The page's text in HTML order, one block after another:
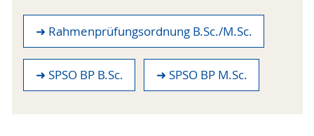
➜ Rahmenprüfungsordnung B.Sc./M.Sc.
➜ SPSO BP B.Sc. ➜ SPSO BP M.Sc.